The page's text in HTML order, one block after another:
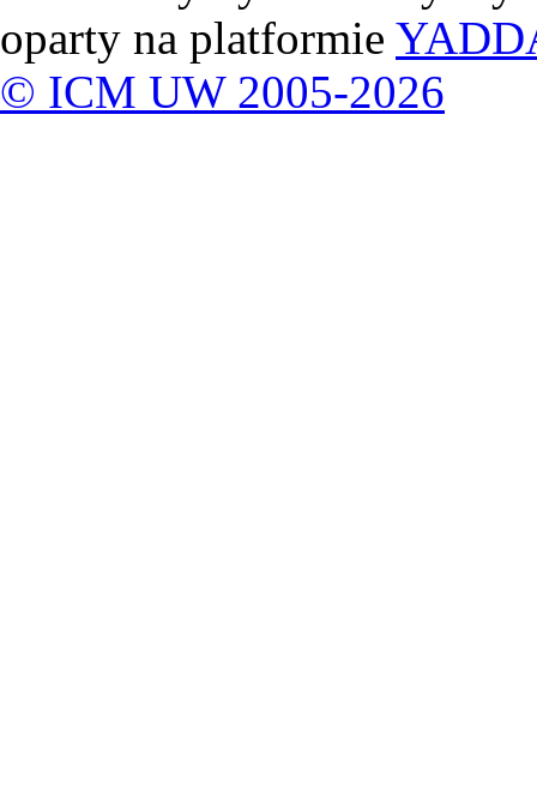
oparty na platformie
© ICM UW 2005-2026